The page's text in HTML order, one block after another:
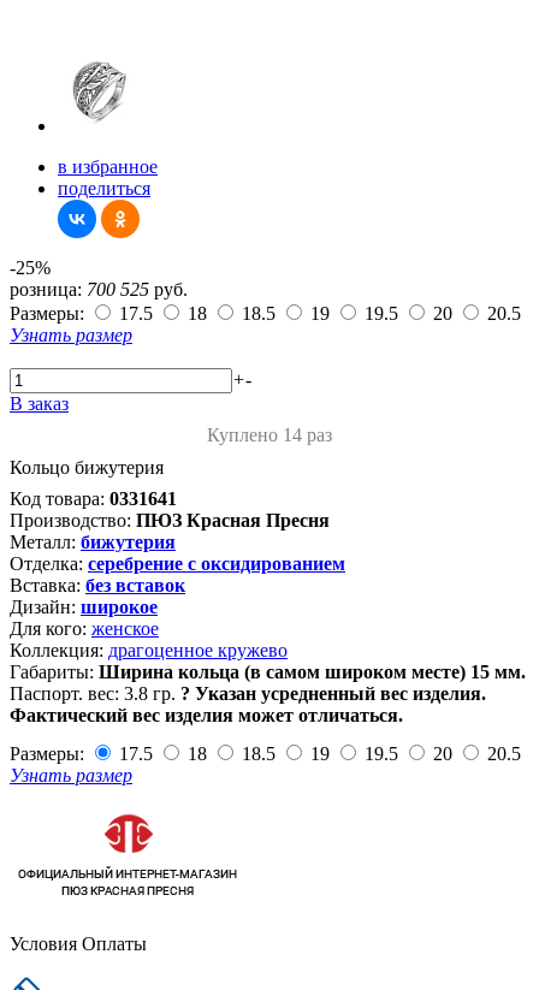
в избранное
поделиться
-25%
розница: 700 525 руб.
Размеры:
17.5 18 18.5 19 19.5 20
20.5
Узнать размер
+-
В заказ
Куплено 14 раз
Кольцо бижутерия
Код товара: 0331641
Производство: ПЮЗ Красная Пресня
Металл: бижутерия
Отделка: серебрение с оксидированием
Вставка: без вставок
Дизайн: широкое
Для кого: женское
Коллекция: драгоценное кружево
Габариты: Ширина кольца (в самом широком месте) 15 мм.
Паспорт. вес: 3.8 гр. ? Указан усредненный вес изделия.
Фактический вес изделия может отличаться.
Размеры:
17.5 18 18.5 19 19.5 20
20.5
Узнать размер
Условия Оплаты